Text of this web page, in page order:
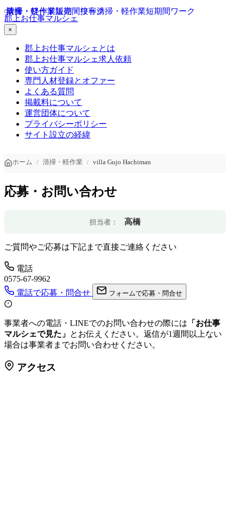
郡上お仕事マルシェ
×
郡上お仕事マルシェとは
郡上お仕事マルシェ求人依頼
使い方ガイド
専門人材登録とオファー
よくある質問
掲載料について
運営団体について
プライバシーポリシー
サイト設立の経緯
ホーム 清掃・軽作業 villa Gujo Hachiman
応募・お問い合わせ
担当者： 高橋
ご質問やご応募は下記まで直接ご連絡ください
電話
0575-67-9962
電話で応募・問合せ
フォームで応募・問合せ
事業者への電話・LINEでのお問い合わせの際には 「お仕事
マルシェで見た」 とお伝えください。返信が1週間以上ない
場合は事業者までお問い合わせください。
アクセス
清掃・軽作業
清掃・軽作業短期間ワーク
飲食・フード販売・接客清掃・軽作業短期間ワーク